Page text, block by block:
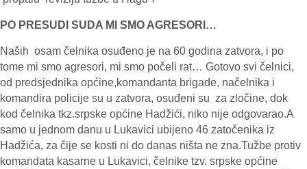
PO PRESUDI SUDA MI SMO AGRESORI…
Naših osam čelnika osuđeno je na 60 godina zatvora, i po
tome mi smo agresori, mi smo počeli rat… Gotovo svi čelnici,
od predsjednika općine,komandanta brigade, načelnika i
komandira policije su u zatvora, osuđeni su za zločine, dok
kod čelnika tkz.srpske općine Hadžići, niko nije odgovarao.A
samo u jednom danu u Lukavici ubijeno 46 zatočenika iz
Hadžića, za čije se kosti ni do danas ništa ne zna.Tužbe protiv
komandata kasarne u Lukavici, čelnike tzv. srpske općine